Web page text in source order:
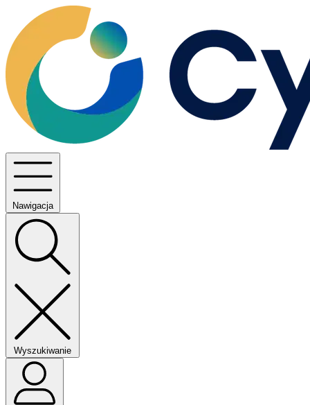
Nawigacja
Wyszukiwanie